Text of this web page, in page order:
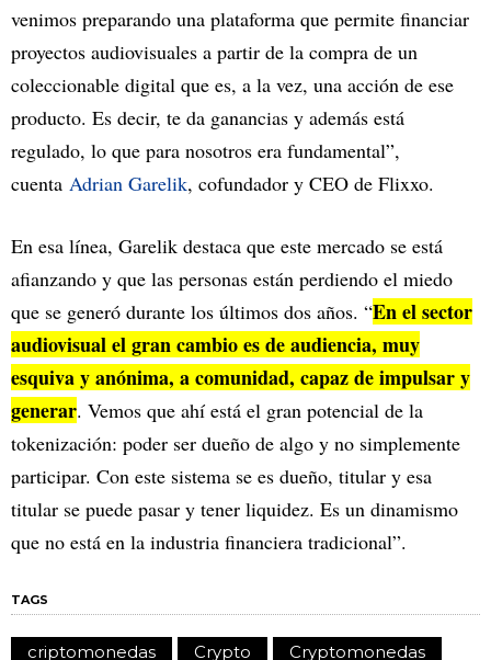
venimos preparando una plataforma que permite financiar
proyectos audiovisuales a partir de la compra de un
coleccionable digital que es, a la vez, una acción de ese
producto. Es decir, te da ganancias y además está
regulado, lo que para nosotros era fundamental”,
cuenta Adrian Garelik, cofundador y CEO de Flixxo.
En esa línea, Garelik destaca que este mercado se está
afianzando y que las personas están perdiendo el miedo
que se generó durante los últimos dos años. “En el sector
audiovisual el gran cambio es de audiencia, muy
esquiva y anónima, a comunidad, capaz de impulsar y
generar. Vemos que ahí está el gran potencial de la
tokenización: poder ser dueño de algo y no simplemente
participar. Con este sistema se es dueño, titular y esa
titular se puede pasar y tener liquidez. Es un dinamismo
que no está en la industria financiera tradicional”.
TAGS
criptomonedas Crypto Cryptomonedas